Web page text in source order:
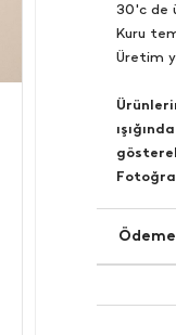
30'c de
Kuru
Üretim